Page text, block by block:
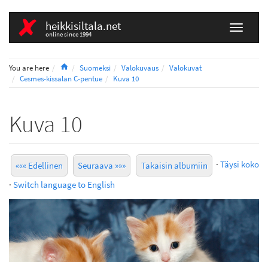
heikkisiltala.net
online since 1994
You are here HomeSuomeksi Valokuvaus
Valokuvat
Cesmes-kissalan C-pentue
Kuva 10
Kuva 10
««« Edellinen Seuraava »»» Takaisin albumiin · Täysi koko
· Switch language to English